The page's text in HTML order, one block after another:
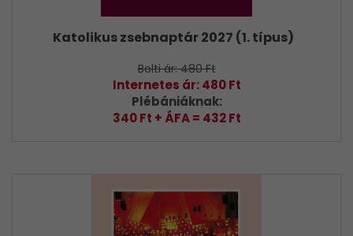
Katolikus zsebnaptár 2027 (1. típus)
Bolti ár: 480 Ft
Internetes ár: 480 Ft
Plébániáknak:
340 Ft + ÁFA = 432 Ft